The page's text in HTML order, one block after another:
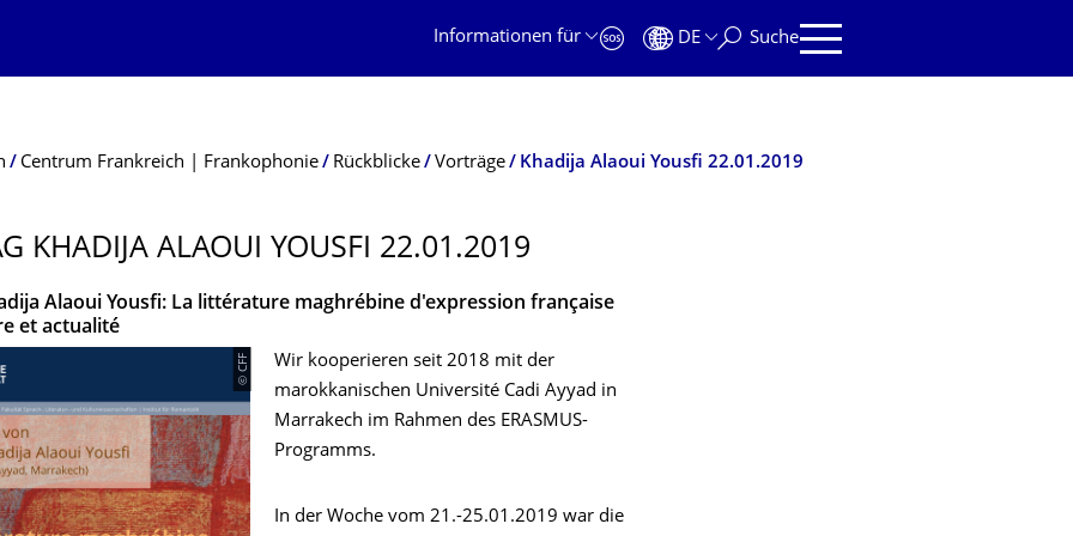
Informationen für
DE Suche
Centrum Frankreich | Frankophonie Rückblicke Vorträge Khadija Alaoui Yousfi 22.01.2019
KHADIJA ALAOUI YOUSFI 22.01.2019
Alaoui Yousfi: La littérature maghrébine d'expression française
et actualité
© CFF
Wir kooperieren seit 2018 mit der
marokkanischen Université Cadi Ayyad in
Marrakech im Rahmen des ERASMUS-
Programms.
In der Woche vom 21.-25.01.2019 war die